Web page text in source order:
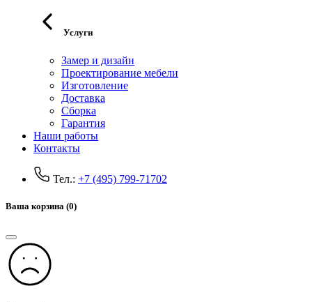
Услуги
Замер и дизайн
Проектирование мебели
Изготовление
Доставка
Сборка
Гарантия
Наши работы
Контакты
Тел.: +7 (495) 799-71702
Ваша корзина (0)